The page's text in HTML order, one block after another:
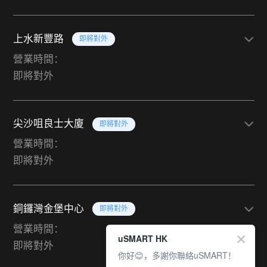
上水新豐路 即將對外
營業時間：
即將對外
尖沙咀良士大廈 即將對外
營業時間：
即將對外
銅鑼灣金堡中心 即將對外
營業時間：
即將對外
uSMART HK
你好😊，多謝你聯絡uSMART！